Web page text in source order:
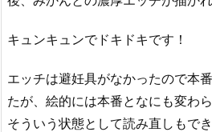
キュンキュンでドキドキです！
エッチは避妊具がなかったので本
たが、絵的には本番となにも変わら
そういう状態として読み直しもで